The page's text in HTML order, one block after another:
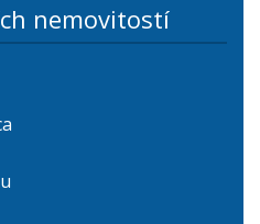
nemovitostí